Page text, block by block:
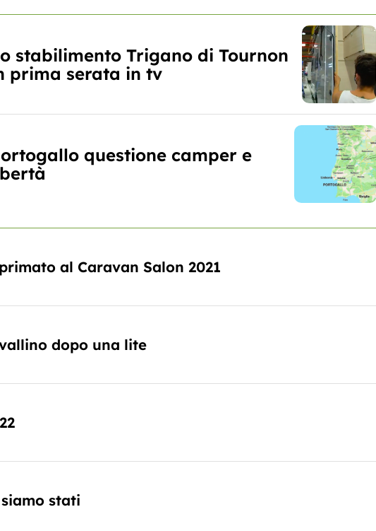
stabilimento Trigano di Tournon
prima serata in tv
questione camper e
al Caravan Salon 2021
dopo una lite
stati